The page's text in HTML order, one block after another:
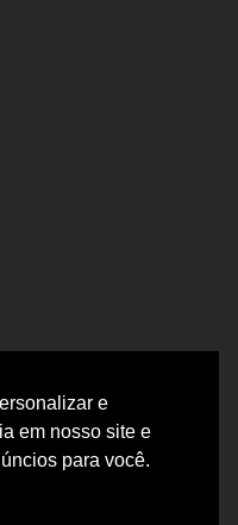
e
em nosso site e
para você.